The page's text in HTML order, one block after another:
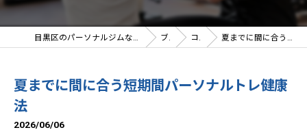
目黒区のパーソナルジムならLight Body gymへ | 女性トレーナー在籍 ブログ コラム 夏までに間に合う短期間パーソナルトレ健康法
夏までに間に合う短期間パーソナルトレ健康
法
2026/06/06